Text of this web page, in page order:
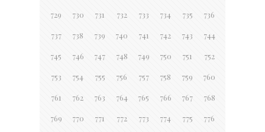
729 730 731 732 733 734 735 736
737 738 739 740 741 742 743 744
745 746 747 748 749 750 751 752
753 754 755 756 757 758 759 760
761 762 763 764 765 766 767 768
769 770 771 772 773 774 775 776